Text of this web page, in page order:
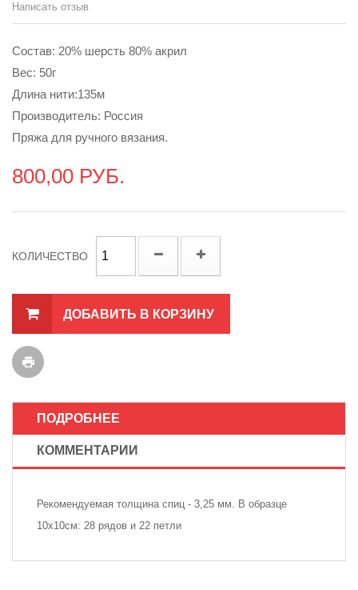
Написать отзыв
Состав: 20% шерсть 80% акрил
Вес: 50г
Длина нити:135м
Производитель: Россия
Пряжа для ручного вязания.
800,00 РУБ.
КОЛИЧЕСТВО
ДОБАВИТЬ В КОРЗИНУ
ПОДРОБНЕЕ
КОММЕНТАРИИ
Рекомендуемая толщина спиц - 3,25 мм. В образце
10х10см: 28 рядов и 22 петли